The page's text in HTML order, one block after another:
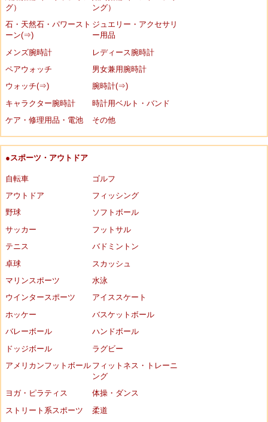
グ）
ング）
石・天然石・パワースト
ーン(⇒)
ジュエリー・アクセサリ
ー用品
メンズ腕時計
レディース腕時計
ペアウォッチ
男女兼用腕時計
ウォッチ(⇒)
腕時計(⇒)
キャラクター腕時計
時計用ベルト・バンド
ケア・修理用品・電池
その他
●スポーツ・アウトドア
自転車
ゴルフ
アウトドア
フィッシング
野球
ソフトボール
サッカー
フットサル
テニス
バドミントン
卓球
スカッシュ
マリンスポーツ
水泳
ウインタースポーツ
アイススケート
ホッケー
バスケットボール
バレーボール
ハンドボール
ドッジボール
ラグビー
アメリカンフットボール フィットネス・トレーニ
ング
ヨガ・ピラティス
体操・ダンス
ストリート系スポーツ
柔道